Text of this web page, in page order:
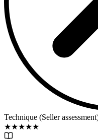
Technique (Seller
★★★★★